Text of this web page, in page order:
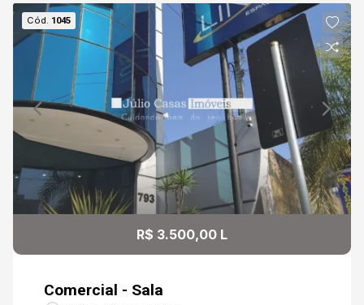
Cód. 1045
R$ 3.500,00 L
Comercial - Sala